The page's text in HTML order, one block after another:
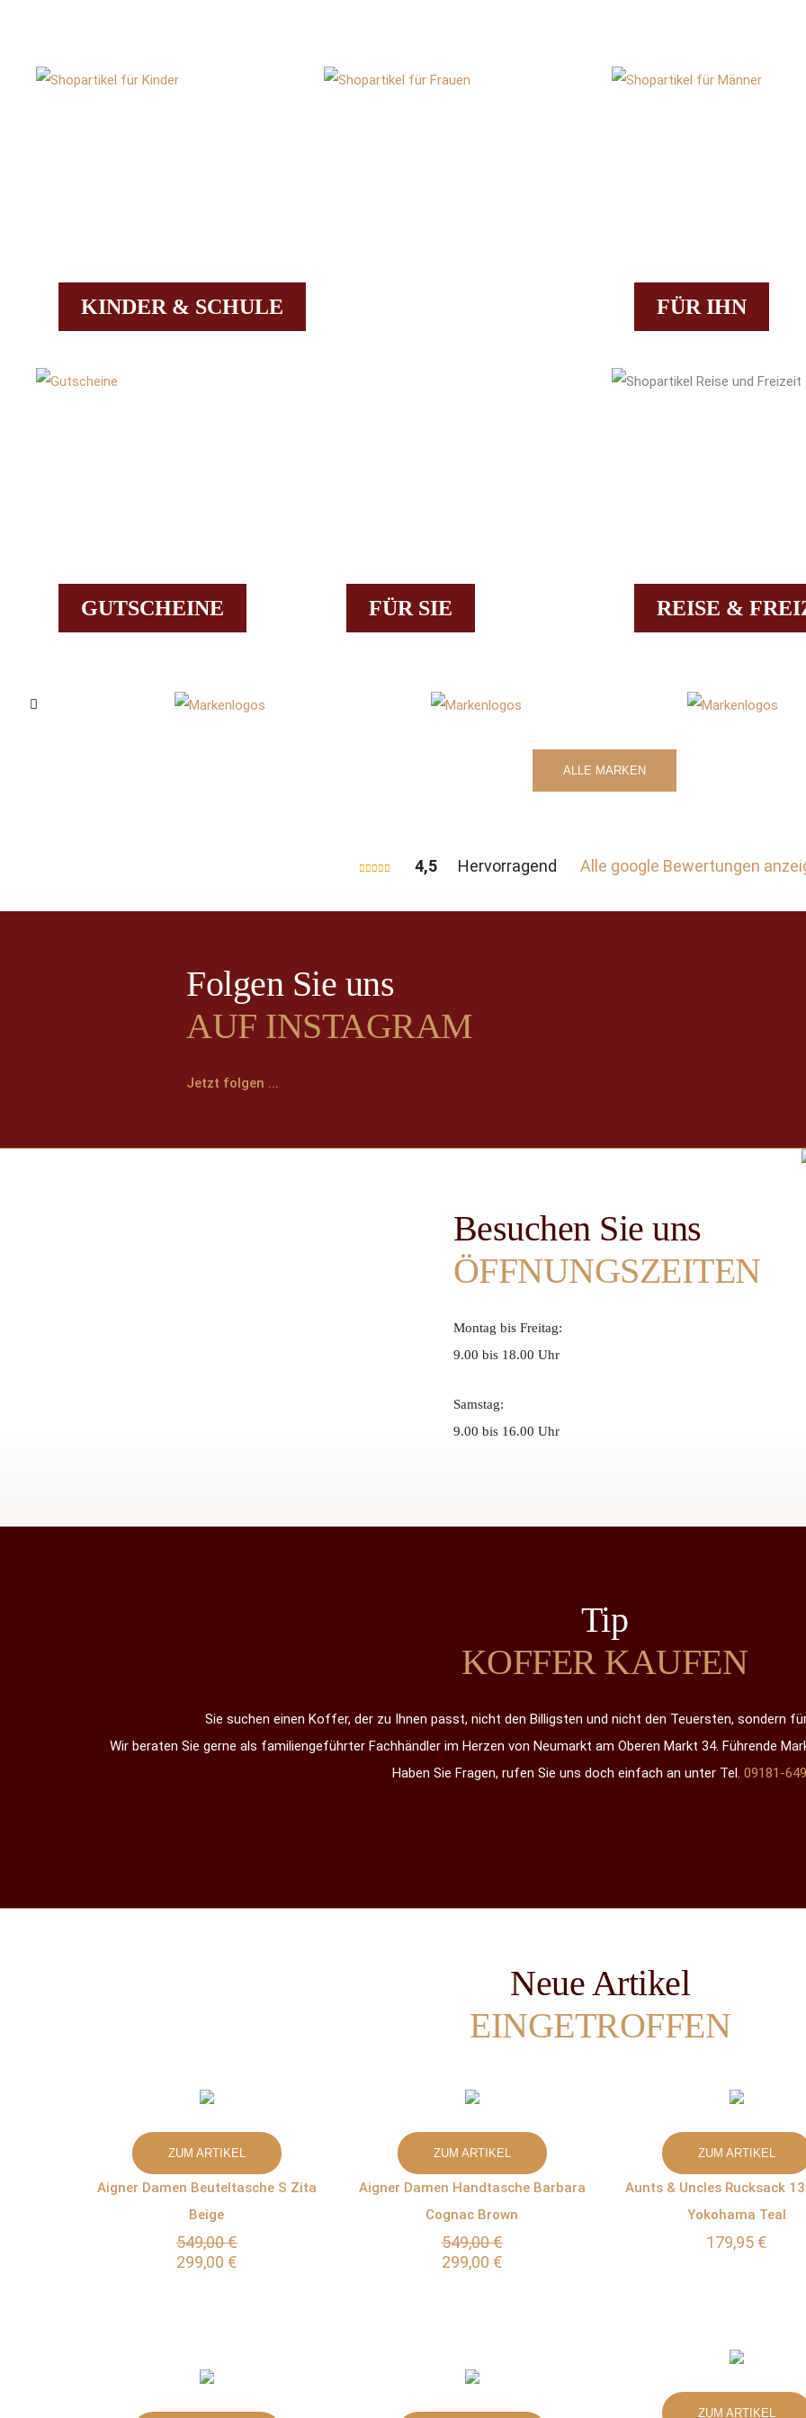
KINDER & SCHULE
FÜR SIE
FÜR IHN
GUTSCHEINE REISE &
ALLE MARKEN
4,5 Hervorragend Alle google Bewertungen
Folgen Sie uns
AUF INSTAGRAM
Jetzt folgen ...
Besuchen Sie uns
ÖFFNUNGSZEITEN
Montag bis Freitag:
9.00 bis 18.00 Uhr
Samstag:
9.00 bis 16.00 Uhr
Tip
KOFFER KAUFEN
Sie suchen einen Koffer, der zu Ihnen passt, nicht den Billigsten und nicht den Teuersten, sondern
Wir beraten Sie gerne als familiengeführter Fachhändler im Herzen von Neumarkt am Oberen Markt 34. Führende
Haben Sie Fragen, rufen Sie uns doch einfach an unter Tel. 09181-
Neue Artikel
EINGETROFFEN
ZUM ARTIKEL
Aigner Damen Beuteltasche S Zita
Beige
549,00 €
299,00 €
ZUM ARTIKEL
Aigner Damen Handtasche Barbara
Cognac Brown
549,00 €
299,00 €
ZUM ARTIKEL
Aunts & Uncles Rucksack
Yokohama Teal
179,95 €
ZUM ARTIKEL